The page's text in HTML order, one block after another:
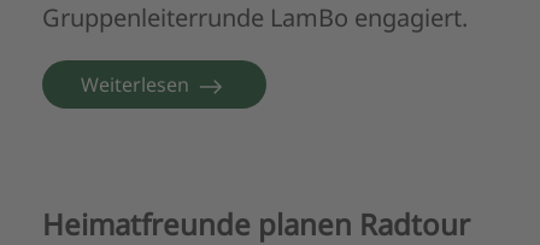
Gruppenleiterrunde LamBo engagiert.
Weiterlesen
Heimatfreunde planen Radtour